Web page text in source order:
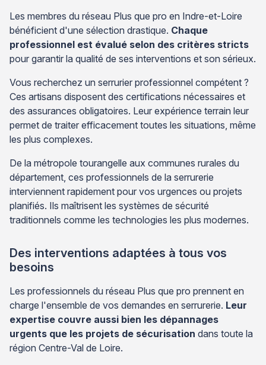
Les membres du réseau Plus que pro en Indre-et-Loire
bénéficient d'une sélection drastique. Chaque
professionnel est évalué selon des critères stricts
pour garantir la qualité de ses interventions et son sérieux.
Vous recherchez un serrurier professionnel compétent ?
Ces artisans disposent des certifications nécessaires et
des assurances obligatoires. Leur expérience terrain leur
permet de traiter efficacement toutes les situations, même
les plus complexes.
De la métropole tourangelle aux communes rurales du
département, ces professionnels de la serrurerie
interviennent rapidement pour vos urgences ou projets
planifiés. Ils maîtrisent les systèmes de sécurité
traditionnels comme les technologies les plus modernes.
Des interventions adaptées à tous vos
besoins
Les professionnels du réseau Plus que pro prennent en
charge l'ensemble de vos demandes en serrurerie. Leur
expertise couvre aussi bien les dépannages
urgents que les projets de sécurisation dans toute la
région Centre-Val de Loire.